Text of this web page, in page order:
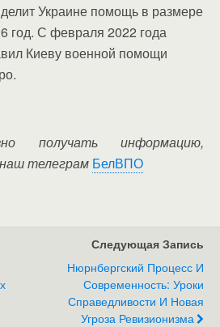
Украине помощь в размере
год. С февраля 2022 года
Киеву военной помощи
получать информацию,
телеграм БелВПО
Следующая Запись
Нюрнбергский Процесс И
Современность: Уроки
Справедливости И Новая
Угроза Ревизионизма